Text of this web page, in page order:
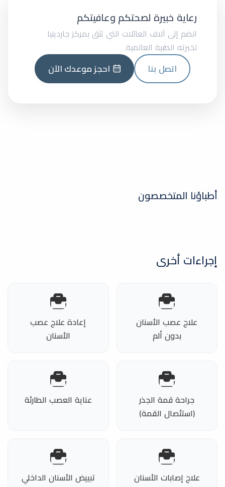
رعاية خبيرة لصحتكم وعافيتكم
انضم إلى آلاف العائلات التي تثق بمركز جاردينيا
لخبرته الطبية العالمية.
اتصل بنا احجز موعدك الآن
أطباؤنا المتخصصون
إجراءات أخرى
علاج عصب الأسنان
بدون ألم
إعادة علاج عصب
الأسنان
جراحة قمة الجذر
(استئصال القمة)
عناية العصب الطارئة
علاج إصابات الأسنان
تبييض الأسنان الداخلي